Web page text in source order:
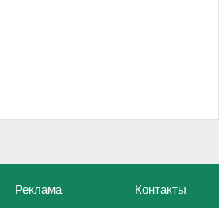
Реклама Контакты